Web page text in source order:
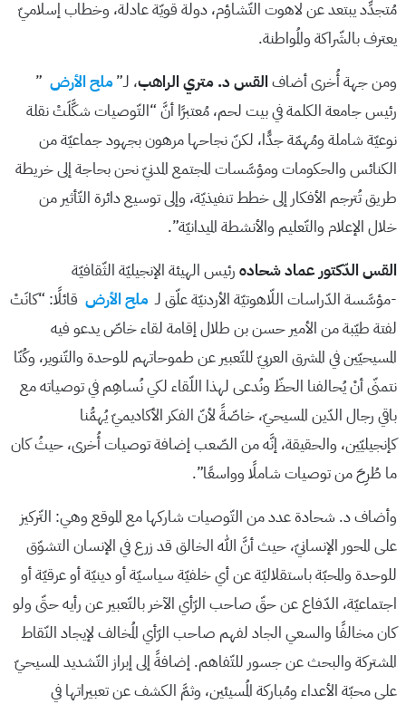
مُتجدِّد يبتعد عن لاهوت التّشاؤم، دولة قويّة عادلة، وخطاب إسلاميّ
يعترف بالشّراكة والمُواطنة.
ومن جهة أُخرى أضاف القس د. متري الراهب، لـ”ملح الأرض ”
رئيس جامعة الكلمة في بيت لحم، مُعتبرًا أنَّ “التّوصيات شكَّلَتْ نقلة
نوعيّة شاملة ومُهمّة جدًّا، لكنّ نجاحها مرهون بجهود جماعيّة من
الكنائس والحكومات ومؤسَّسات المجتمع المدنيّ نحن بحاجة إلى خريطة
طريق تُترجم الأفكار إلى خطط تنفيذيّة، وإلى توسيع دائرة التّأثير من
خلال الإعلام والتّعليم والأنشطة الميدانيّة”.
القس الدّكتور عماد شحاده رئيس الهيئة الإنجيليّة الثّقافيّة
-مؤسَّسة الدّراسات اللّاهوتيّة الأردنيّة علّق لـ ملح الأرض قائلًا: “كانَتْ
لفتة طيّبة من الأمير حسن بن طلال إقامة لقاء خاصّ يدعو فيه
المسيحيّين في المشرق العربيّ للتّعبير عن طموحاتهم للوحدة والتّنوير، وكُنّا
نتمنّى أنْ يُحالفنا الحظّ ونُدعى لهذا اللّقاء لكي نُساهِم في توصياته مع
باقي رجال الدّين المسيحيّ، خاصّةً لأنّ الفكر الأكاديميّ يُهمُّنا
كإنجيليّين، والحقيقة، إنَّه من الصّعب إضافة توصيات أُخرى، حيثُ كان
ما طُرِحَ من توصيات شاملًا وواسعًا”.
وأضاف د. شحادة عدد من التّوصيات شاركها مع الموقع وهي: التّركيز
على المحور الإنسانيّ، حيث أنَّ الله الخالق قد زرع في الإنسان التشوّق
للوحدة والمحبّة باستقلاليّة عن أي خلفيّة سياسيّة أو دينيّة أو عرقيّة أو
اجتماعيّة، الدّفاع عن حقّ صاحب الرّأي الآخر بالتّعبير عن رأيه حتّى ولو
كان مخالفًا والسعي الجاد لفهم صاحب الرّأي المُخالف لإيجاد النّقاط
المشتركة والبحث عن جسور للتّفاهم. إضافةً إلى إبراز التّشديد المسيحيّ
على محبّة الأعداء ومُباركة المُسيئين، وثمَّ الكشف عن تعبيراتها في